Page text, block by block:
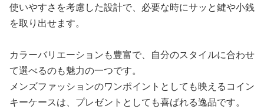
使いやすさを考慮した設計で、必要な時にサッと鍵や小銭
を取り出せます。
カラーバリエーションも豊富で、自分のスタイルに合わせ
て選べるのも魅力の一つです。
メンズファッションのワンポイントとしても映えるコイン
キーケースは、プレゼントとしても喜ばれる逸品です。